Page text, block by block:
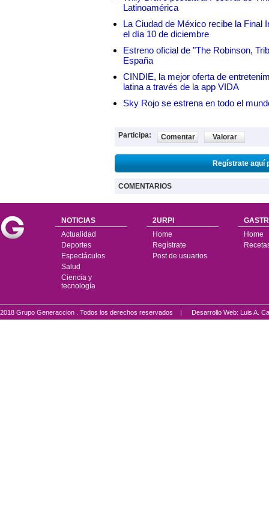
Latinoamérica
La Ciudad de México recibe la Final
el día 10 de diciembre
Estreno oficial de "The Robinson,
España
CINDIE, la mejor oferta de
latina a través de la app VIDA
Sky Rojo se estrena en todo el
Participa: Comentar Valorar
Regístrate aquí
COMENTARIOS
NOTICIAS
Actualidad
Deportes
Espectáculos
Salud
Ciencia y
tecnología
2URPI
Home
Regístrate
Post de usuarios
Home
2018 Grupo Generaccion . Todos los derechos reservados | Desarrollo Web: Luis